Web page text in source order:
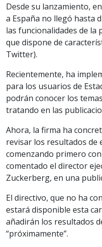
Desde su lanzamiento,
a España no llegó hasta
las funcionalidades de la
que dispone de
Twitter).
Recientemente, ha
para los usuarios de
podrán conocer los
tratando en las
Ahora, la firma ha
revisar los resultados de
comenzando primero
comentado el director
Zuckerberg, en una
El directivo, que no ha
estará disponible esta
añadirán los resultados
“próximamente”.